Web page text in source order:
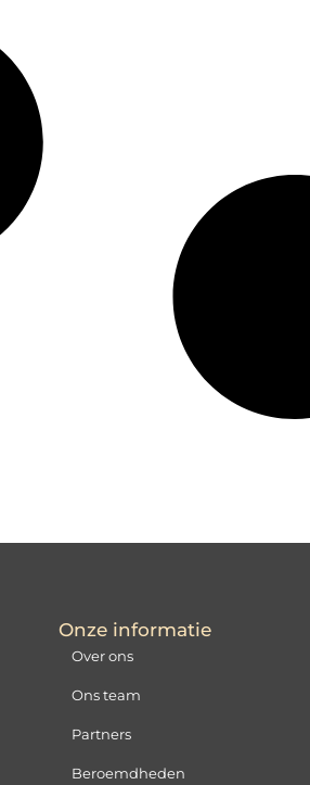
Onze informatie
Over ons
Ons team
Partners
Beroemdheden